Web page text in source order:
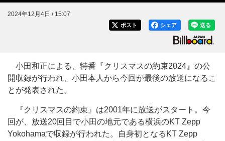
2024年12月4日 / 15:07
送る
シェア
ポスト
小田和正による、特番『クリスマスの約束2024』の公
開収録が行われ、小田本人から今回が最後の放送になるこ
とが発表された。
『クリスマスの約束』は2001年に放送がスタート。今
回が、放送20回目で小田の地元である横浜のKT Zepp
Yokohamaで収録が行われた。自身初となるKT Zepp